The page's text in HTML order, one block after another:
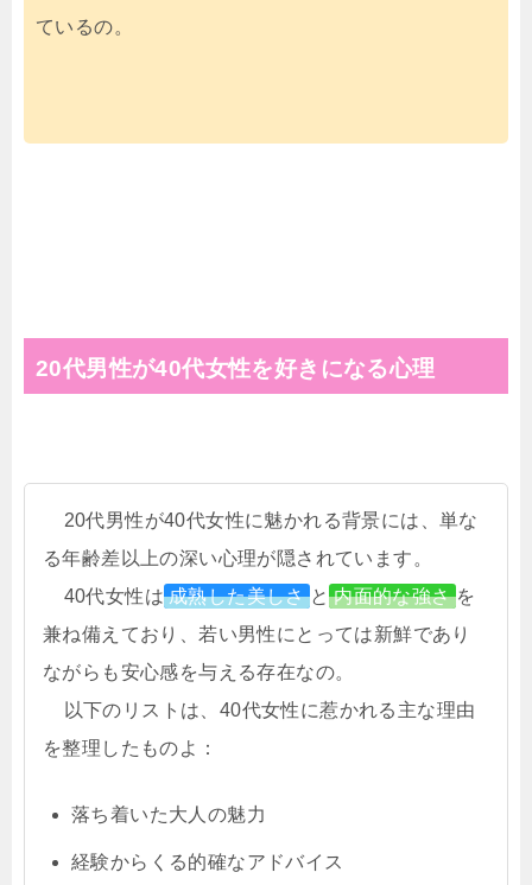
ているの。
20代男性が40代女性を好きになる心理
20代男性が40代女性に魅かれる背景には、単な
る年齢差以上の深い心理が隠されています。
40代女性は 成熟した美しさ と 内面的な強さ を
兼ね備えており、若い男性にとっては新鮮であり
ながらも安心感を与える存在なの。
以下のリストは、40代女性に惹かれる主な理由
を整理したものよ：
落ち着いた大人の魅力
経験からくる的確なアドバイス